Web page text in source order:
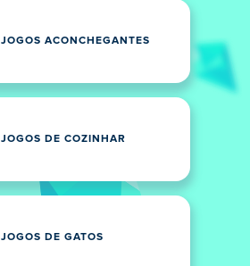
JOGOS ACONCHEGANTES
JOGOS DE COZINHAR
JOGOS DE GATOS